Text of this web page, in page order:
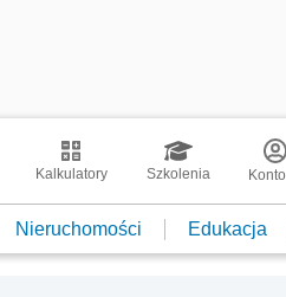
Kalkulatory Szkolenia Konto
Nieruchomości Edukacja